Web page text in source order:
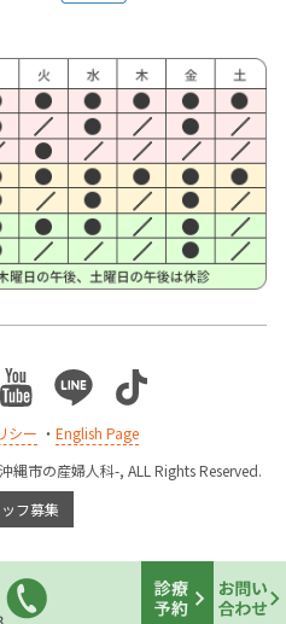
Youtube
LineTikTok
シー ・ English Page
市の産婦人科-, ALL Rights Reserved.
フ募集